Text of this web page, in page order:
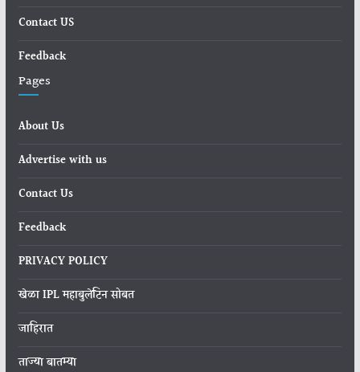
Contact US
Feedback
Pages
About Us
Advertise with us
Contact Us
Feedback
PRIVACY POLICY
खेळा IPL महाबुलेटिन सोबत
जाहिरात
ताज्या बातम्या